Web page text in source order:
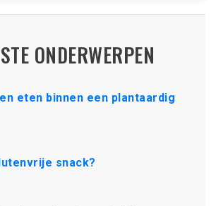
ONDERWERPEN
eten binnen een plantaardig
snack?